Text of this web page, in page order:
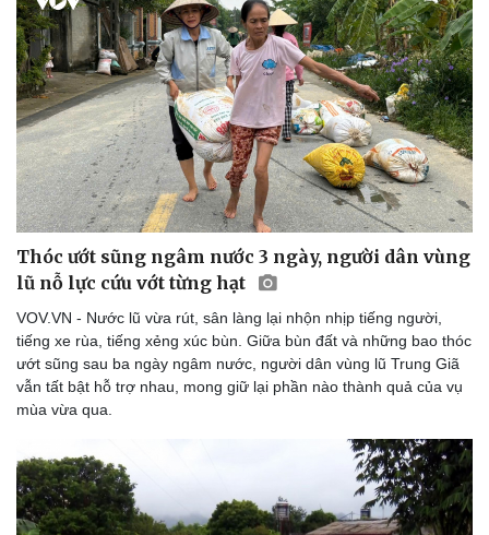
Sức khỏe
Dinh dưỡng - món ngon
Cây thuốc
Nhà đẹp
Blog
Thóc ướt sũng ngâm nước 3 ngày, người dân vùng
lũ nỗ lực cứu vớt từng hạt
VOV.VN - Nước lũ vừa rút, sân làng lại nhộn nhịp tiếng người,
tiếng xe rùa, tiếng xẻng xúc bùn. Giữa bùn đất và những bao thóc
ướt sũng sau ba ngày ngâm nước, người dân vùng lũ Trung Giã
vẫn tất bật hỗ trợ nhau, mong giữ lại phần nào thành quả của vụ
mùa vừa qua.